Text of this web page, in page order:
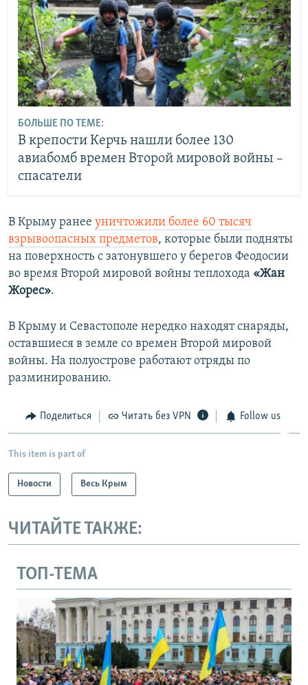
БОЛЬШЕ ПО ТЕМЕ:
В крепости Керчь нашли более 130
авиабомб времен Второй мировой войны –
спасатели
В Крыму ранее уничтожили более 60 тысяч
взрывоопасных предметов, которые были подняты
на поверхность с затонувшего у берегов Феодосии
во время Второй мировой войны теплохода «Жан
Жорес».
В Крыму и Севастополе нередко находят снаряды,
оставшиеся в земле со времен Второй мировой
войны. На полуострове работают отряды по
разминированию.
Поделиться Читать без VPN Follow us
This item is part of
Новости Весь Крым
ЧИТАЙТЕ ТАКЖЕ:
ТОП-ТЕМА